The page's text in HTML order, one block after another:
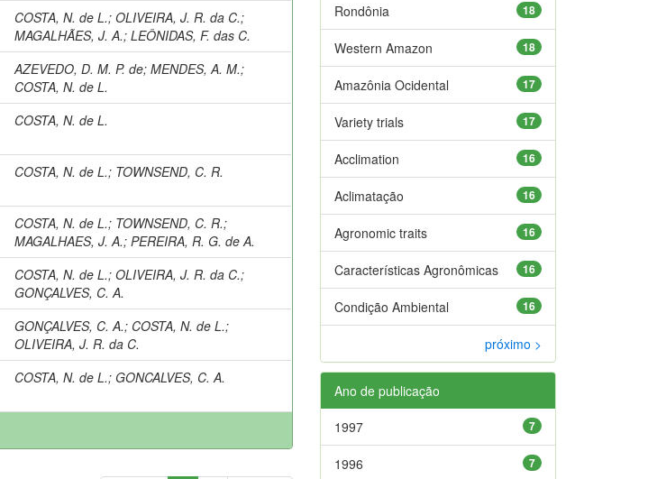
COSTA, N. de L.;OLIVEIRA, J. R. da C.;
MAGALHÃES, J. A.;LEÔNIDAS, F. das C.
AZEVEDO, D. M. P. de;MENDES, A. M.;
COSTA, N. de L.
COSTA, N. de L.
COSTA, N. de L.; TOWNSEND, C. R.
COSTA, N. de L.; TOWNSEND, C. R.;
MAGALHAES, J. A.;PEREIRA, R. G. de A.
COSTA, N. de L.;OLIVEIRA, J. R. da C.;
GONÇALVES, C. A.
GONÇALVES, C. A.; COSTA, N. de L.;
OLIVEIRA, J. R. da C.
COSTA, N. de L.;GONCALVES, C. A.
18
Rondônia
18
Western Amazon
17
Amazônia Ocidental
17
Variety trials
16
Acclimation
16
Aclimatação
16
Agronomic traits
16
Características Agronômicas
16
Condição Ambiental
próximo >
Ano de publicação
7
1997
7
1996